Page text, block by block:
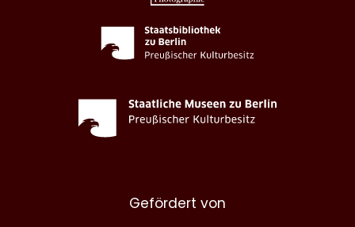
Gefördert von